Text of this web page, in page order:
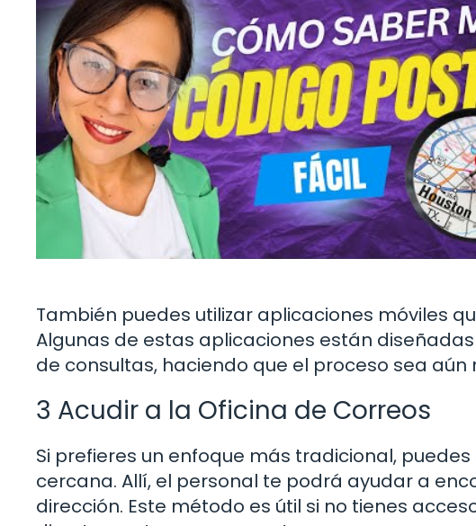
También puedes utilizar aplicaciones móviles
Algunas de estas aplicaciones están
de consultas, haciendo que el proceso sea aún
3 Acudir a la Oficina de Correos
Si prefieres un enfoque más tradicional,
cercana. Allí, el personal te podrá ayudar a
dirección. Este método es útil si no tienes